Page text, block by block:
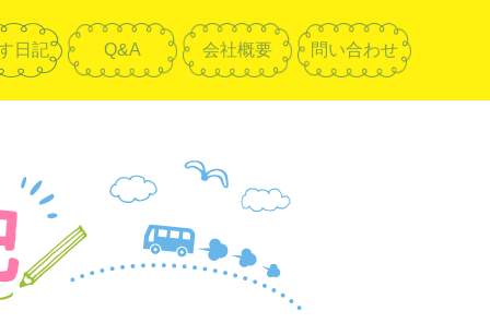
日記 Q&A 会社概要 問い合わせ